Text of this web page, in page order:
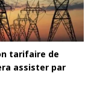
tarifaire de
assister par